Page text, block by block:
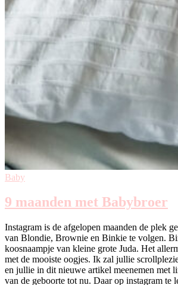
Baby
9 maanden met Babybroer
Instagram is de afgelopen maanden de plek
van Blondie, Brownie en Binkie te volgen.
koosnaampje van kleine grote Juda. Het
met de mooiste oogjes. Ik zal jullie
en jullie in dit nieuwe artikel meenemen met
van de geboorte tot nu. Daar op instagram te